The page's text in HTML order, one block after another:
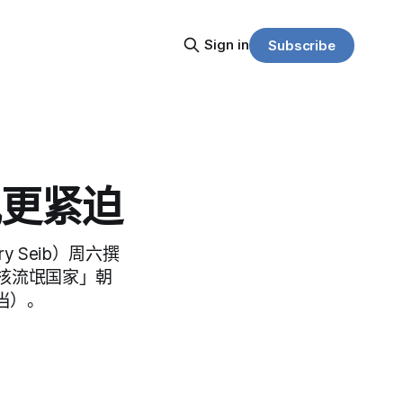
Sign in Subscribe
紧迫
Seib）周六撰
流氓国家」朝
。